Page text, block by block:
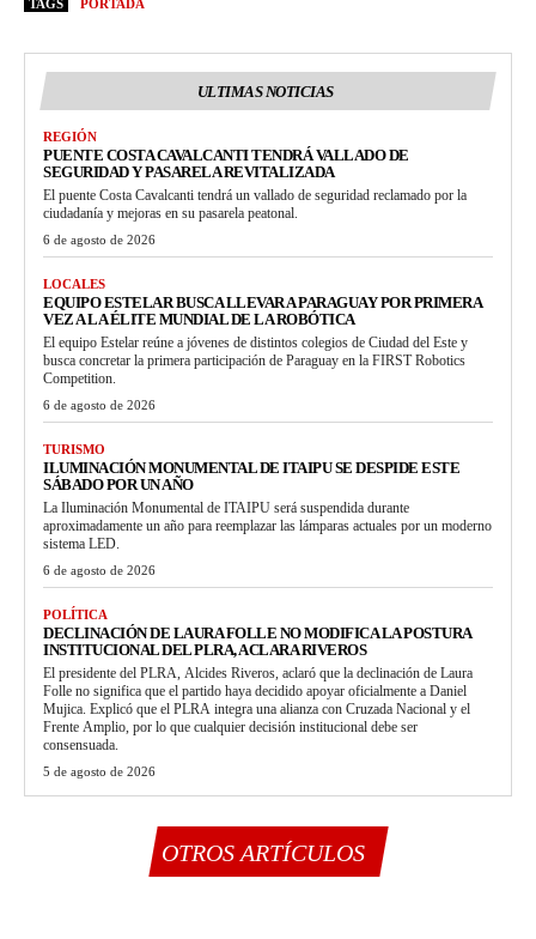
TAGS PORTADA
ULTIMAS NOTICIAS
REGIÓN
PUENTE COSTA CAVALCANTI TENDRÁ VALLADO DE
SEGURIDAD Y PASARELA REVITALIZADA
El puente Costa Cavalcanti tendrá un vallado de seguridad reclamado por la
ciudadanía y mejoras en su pasarela peatonal.
6 de agosto de 2026
LOCALES
EQUIPO ESTELAR BUSCA LLEVAR A PARAGUAY POR PRIMERA
VEZ A LA ÉLITE MUNDIAL DE LA ROBÓTICA
El equipo Estelar reúne a jóvenes de distintos colegios de Ciudad del Este y
busca concretar la primera participación de Paraguay en la FIRST Robotics
Competition.
6 de agosto de 2026
TURISMO
ILUMINACIÓN MONUMENTAL DE ITAIPU SE DESPIDE ESTE
SÁBADO POR UN AÑO
La Iluminación Monumental de ITAIPU será suspendida durante
aproximadamente un año para reemplazar las lámparas actuales por un moderno
sistema LED.
6 de agosto de 2026
POLÍTICA
DECLINACIÓN DE LAURA FOLLE NO MODIFICA LA POSTURA
INSTITUCIONAL DEL PLRA, ACLARA RIVEROS
El presidente del PLRA, Alcides Riveros, aclaró que la declinación de Laura
Folle no significa que el partido haya decidido apoyar oficialmente a Daniel
Mujica. Explicó que el PLRA integra una alianza con Cruzada Nacional y el
Frente Amplio, por lo que cualquier decisión institucional debe ser
consensuada.
5 de agosto de 2026
OTROS ARTÍCULOS